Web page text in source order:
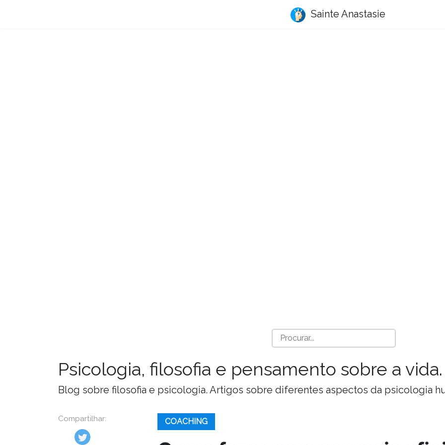
Sainte Anastasie
Psicologia, filosofia e pensamento sobre a vida.
Blog sobre filosofia e psicologia. Artigos sobre diferentes aspectos da psicologia
Compartilhar: COACHING